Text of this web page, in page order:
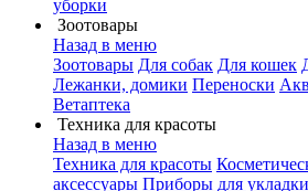
уборки
Зоотовары
Назад в меню
Зоотовары Для собак Для кошек
Лежанки, домики Переноски
Ветаптека
Техника для красоты
Назад в меню
Техника для красоты
аксессуары Приборы для